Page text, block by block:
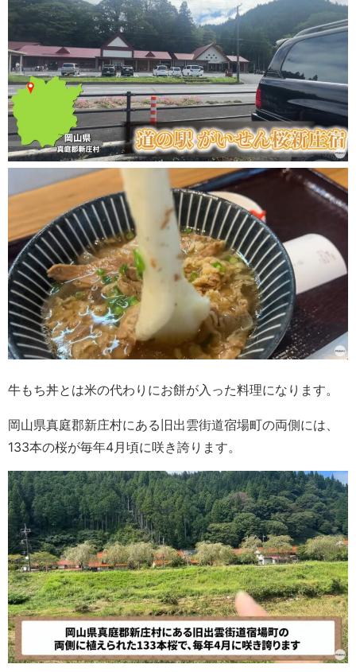
牛もち丼とは米の代わりにお餅が入った料理になります。
岡山県真庭郡新庄村にある旧出雲街道宿場町の両側には、
133本の桜が毎年4月頃に咲き誇ります。